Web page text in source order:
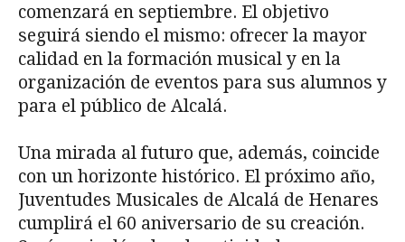
comenzará en septiembre. El objetivo
seguirá siendo el mismo: ofrecer la mayor
calidad en la formación musical y en la
organización de eventos para sus alumnos y
para el público de Alcalá.
Una mirada al futuro que, además, coincide
con un horizonte histórico. El próximo año,
Juventudes Musicales de Alcalá de Henares
cumplirá el 60 aniversario de su creación.